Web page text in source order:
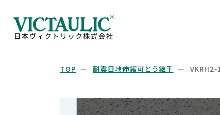
TOP 耐震目地伸縮可とう継手 VKRH2-